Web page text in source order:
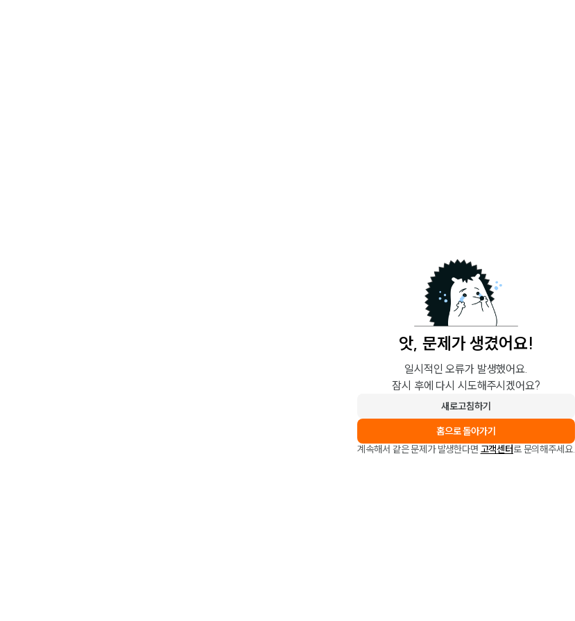
앗, 문제가 생겼어요!
일시적인 오류가 발생했어요.
잠시 후에 다시 시도해주시겠어요?
새로고침하기
홈으로 돌아가기
계속해서 같은 문제가 발생한다면 고객센터로 문의해주세요.